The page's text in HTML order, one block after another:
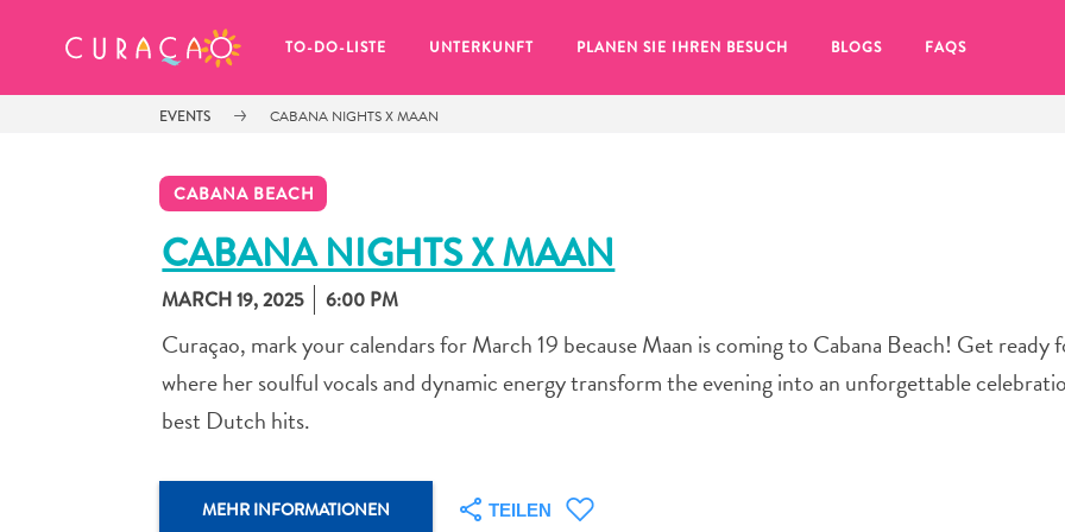
TO-DO-LISTE UNTERKUNFT PLANEN SIE IHREN BESUCH BLOGS FAQS
EVENTS CABANA NIGHTS X MAAN
CABANA BEACH
CABANA NIGHTS X MAAN
MARCH 19, 2025 6:00 PM
Curaçao, mark your calendars for March 19 because Maan is coming to Cabana Beach! Get ready
where her soulful vocals and dynamic energy transform the evening into an unforgettable
best Dutch hits.
MEHR INFORMATIONEN TEILEN
MEINE FAVORITEN
Es schaut so aus, als ob Sie noch
gespeichert haben.
Wenn Sie etwas für später speichern möchten, klicken Sie auf das